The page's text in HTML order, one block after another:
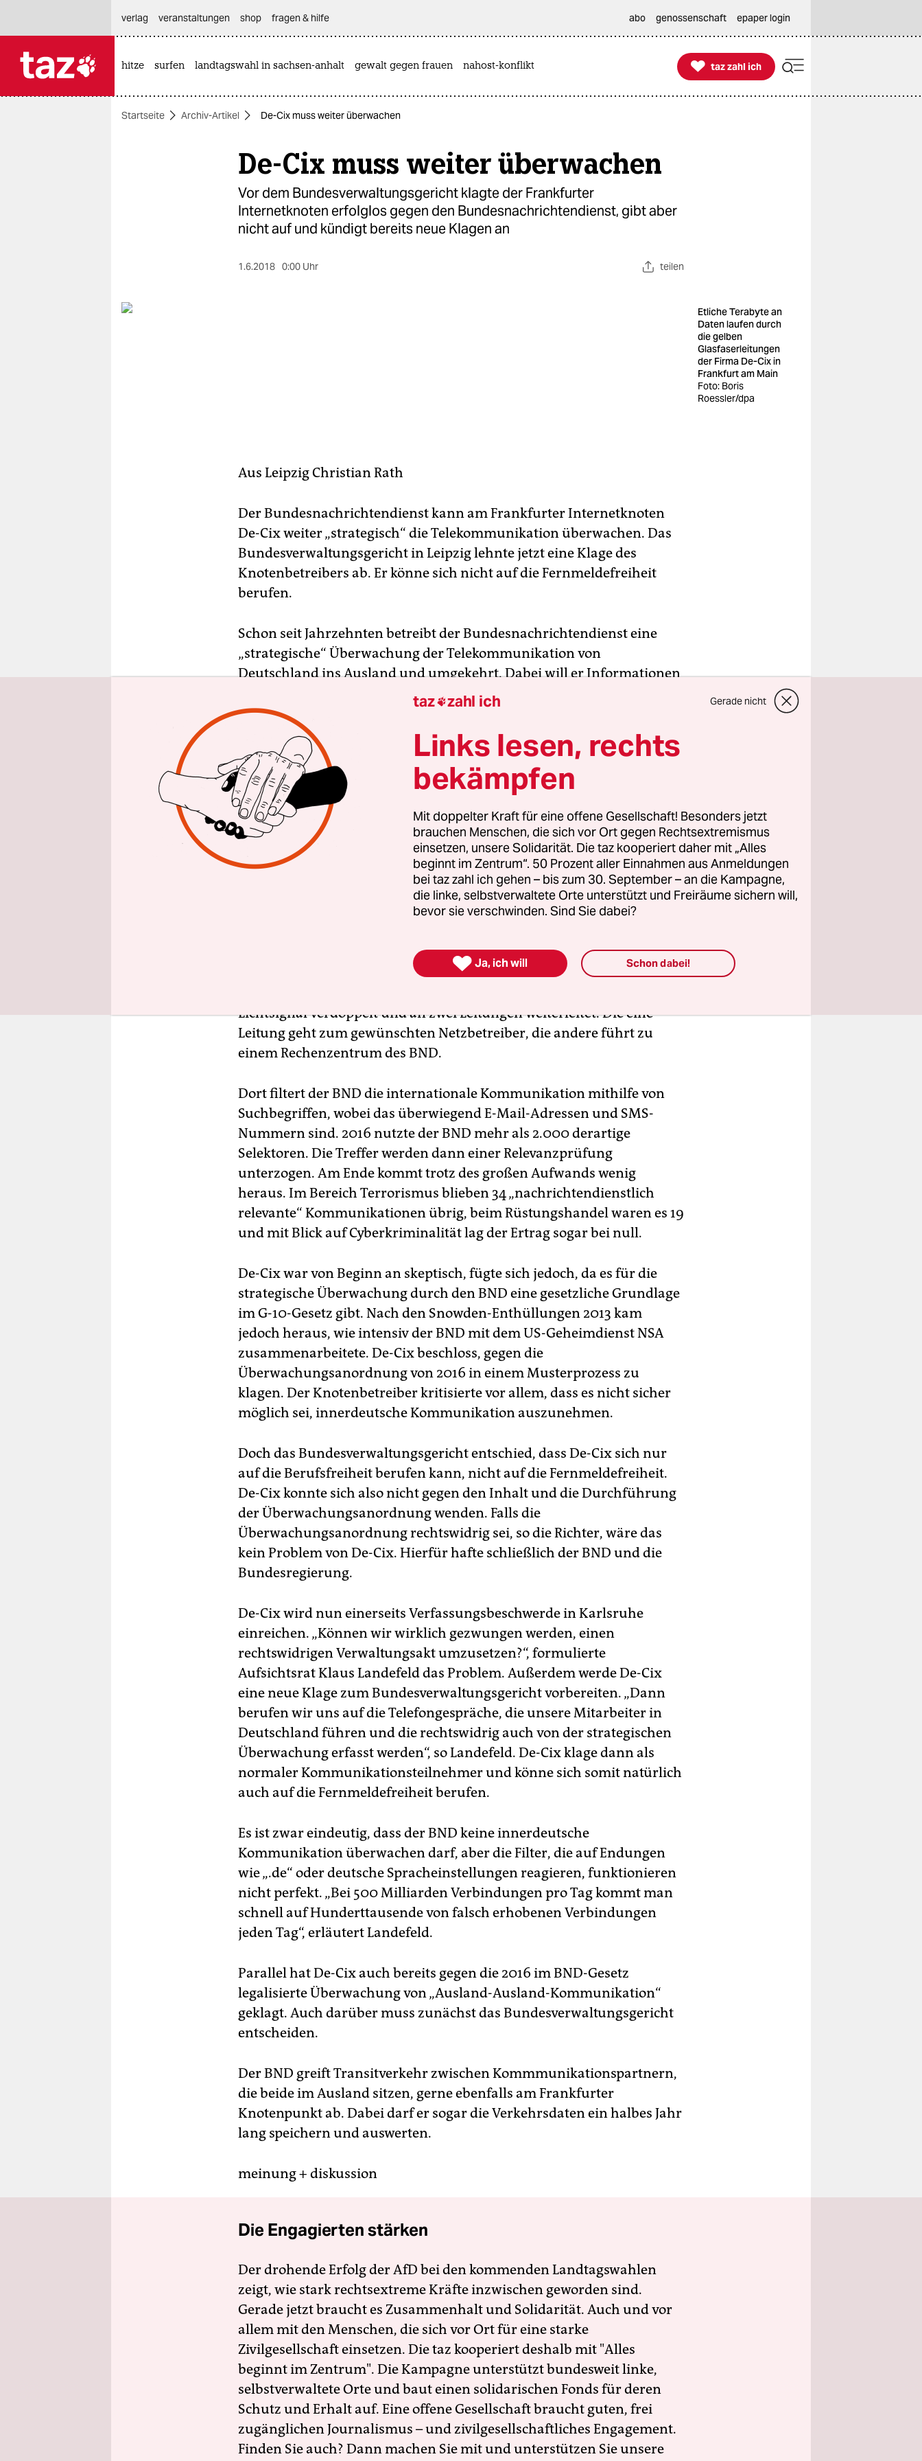
themen
berlin
verlag
veranstaltungen shop fragen & hilfe abo genossenschaft epaper login
hitze surfen landtagswahl in sachsen-anhalt gewalt gegen frauen nahost-konflikt 
taz zahl ich
taz zahl ich
Startseite Archiv-Artikel De-Cix muss weiter überwachen
De-Cix muss weiter überwachen
Vor dem Bundesverwaltungsgericht klagte der Frankfurter
Internetknoten erfolglos gegen den Bundesnachrichtendienst, gibt aber
nicht auf und kündigt bereits neue Klagen an
1.6.2018 0:00 Uhr teilen
Etliche Terabyte an
Daten laufen durch
die gelben
Glasfaserleitungen
der Firma De-Cix in
Frankfurt am Main
Foto: Boris
Roessler/dpa
Aus LeipzigChristian Rath
Der Bundesnachrichtendienst kann am Frankfurter Internetknoten
De-Cix weiter „strategisch“ die Telekommunikation überwachen. Das
Bundesverwaltungsgericht in Leipzig lehnte jetzt eine Klage des
Knotenbetreibers ab. Er könne sich nicht auf die Fernmeldefreiheit
berufen.
Schon seit Jahrzehnten betreibt der Bundesnachrichtendienst eine
„strategische“ Überwachung der Telekommunikation von
Deutschland ins Ausland und umgekehrt. Dabei will er Informationen
für Lagebilder gewinnen. Ursprünglich ging es darum,
Kriegsvorbereitungen des Ostblocks möglichst frühzeitig zu erkennen.
Seit 1994 geht es vor allem um Terrorismus und illegalen
Rüstungshandel.
Ab 2009 griff der BND Informationen direkt bei De-Cix ab, dem nach
Verkehrsaufkommen wichtigsten Internetknoten der Welt. Einige
hundert Netzbetreiber sind dort angeschlossen. Diese werden aber
nicht alle überwacht. Vielmehr wählt das Innenministerium aus,
welche Betreiber für die Nachrichtendienste relevant sind. 2016 waren
dies 47. Aus dieser Liste wählt der BND dann eine Handvoll
Netzbetreiber aus, deren Kommunikation tatsächlich überwacht wird,
Technisch funktioniert die Überwachung so, dass De-Cix in seinem
Lichtsignal verdoppelt und an zwei Leitungen weiterleitet. Die eine
Leitung geht zum gewünschten Netzbetreiber, die andere führt zu
einem Rechenzentrum des BND.
Dort filtert der BND die internationale Kommunikation mithilfe von
Suchbegriffen, wobei das überwiegend E-Mail-Adressen und SMS-
Nummern sind. 2016 nutzte der BND mehr als 2.000 derartige
Selektoren. Die Treffer werden dann einer Relevanzprüfung
unterzogen. Am Ende kommt trotz des großen Aufwands wenig
heraus. Im Bereich Terrorismus blieben 34 „nachrichtendienstlich
relevante“ Kommunikationen übrig, beim Rüstungshandel waren es 19
und mit Blick auf Cyberkriminalität lag der Ertrag sogar bei null.
De-Cix war von Beginn an skeptisch, fügte sich jedoch, da es für die
strategische Überwachung durch den BND eine gesetzliche Grundlage
im G-10-Gesetz gibt. Nach den Snowden-Enthüllungen 2013 kam
jedoch heraus, wie intensiv der BND mit dem US-Geheimdienst NSA
zusammenarbeitete. De-Cix beschloss, gegen die
Überwachungsanordnung von 2016 in einem Musterprozess zu
klagen. Der Knotenbetreiber kritisierte vor allem, dass es nicht sicher
möglich sei, innerdeutsche Kommunikation auszunehmen.
Doch das Bundesverwaltungsgericht entschied, dass De-Cix sich nur
auf die Berufsfreiheit berufen kann, nicht auf die Fernmeldefreiheit.
De-Cix konnte sich also nicht gegen den Inhalt und die Durchführung
der Überwachungsanordnung wenden. Falls die
Überwachungsanordnung rechtswidrig sei, so die Richter, wäre das
kein Problem von De-Cix. Hierfür hafte schließlich der BND und die
Bundesregierung.
De-Cix wird nun einerseits Verfassungsbeschwerde in Karls­ruhe
einreichen. „Können wir wirklich gezwungen werden, einen
rechtswidrigen Verwaltungsakt umzusetzen?“, formulierte
Aufsichtsrat Klaus Landefeld das Problem. Außerdem werde De-Cix
eine neue Klage zum Bundesverwaltungsgericht vorbereiten. „Dann
berufen wir uns auf die Telefongespräche, die unsere Mitarbeiter in
Deutschland führen und die rechtswidrig auch von der strategischen
Überwachung erfasst werden“, so Landefeld. ­De-Cix klage dann als
normaler Kommunikationsteilnehmer und könne sich somit natürlich
auch auf die Fernmeldefreiheit berufen.
Es ist zwar eindeutig, dass der BND keine innerdeutsche
Kommunikation überwachen darf, aber die Filter, die auf Endungen
wie „.de“ oder deutsche Spracheinstellungen reagieren, funktionieren
nicht perfekt. „Bei 500 Milliarden Verbindungen pro Tag kommt man
schnell auf Hunderttausende von falsch erhobenen Verbindungen
jeden Tag“, erläutert Landefeld.
Parallel hat De-Cix auch bereits gegen die 2016 im BND-Gesetz
legalisierte Überwachung von „Ausland-Ausland-Kommunikation“
geklagt. Auch darüber muss zunächst das Bundesverwaltungsgericht
entscheiden.
Der BND greift Transitverkehr zwischen Kommmunikationspartnern,
die beide im Ausland sitzen, gerne ebenfalls am Frankfurter
Knotenpunkt ab. Dabei darf er sogar die Verkehrsdaten ein halbes Jahr
lang speichern und auswerten.
meinung + diskussion
Die Engagierten stärken
Der drohende Erfolg der AfD bei den kommenden Landtagswahlen
zeigt, wie stark rechtsextreme Kräfte inzwischen geworden sind.
Gerade jetzt braucht es Zusammenhalt und Solidarität. Auch und vor
allem mit den Menschen, die sich vor Ort für eine starke
Zivilgesellschaft einsetzen. Die taz kooperiert deshalb mit "Alles
beginnt im Zentrum". Die Kampagne unterstützt bundesweit linke,
selbstverwaltete Orte und baut einen solidarischen Fonds für deren
Schutz und Erhalt auf. Eine offene Gesellschaft braucht guten, frei
zugänglichen Journalismus – und zivilgesellschaftliches Engagement.
Finden Sie auch? Dann machen Sie mit und unterstützen Sie unsere
taz zahl ich Gerade nicht
Links lesen, rechts
bekämpfen
Mit doppelter Kraft für eine offene Gesellschaft! Besonders jetzt
brauchen Menschen, die sich vor Ort gegen Rechtsextremismus
einsetzen, unsere Solidarität. Die taz kooperiert daher mit „Alles
beginnt im Zentrum“. 50 Prozent aller Einnahmen aus Anmeldungen
bei taz zahl ich gehen – bis zum 30. September – an die Kampagne,
die linke, selbstverwaltete Orte unterstützt und Freiräume sichern will,
bevor sie verschwinden. Sind Sie dabei?
 Ja, ich will Schon dabei!